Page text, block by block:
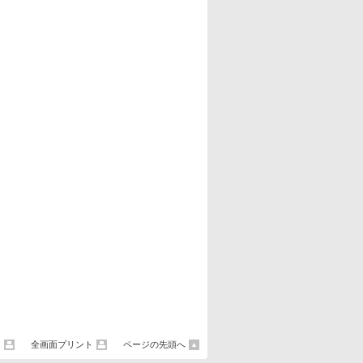
全画面プリント ページの先頭へ